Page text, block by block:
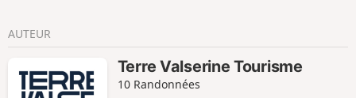
AUTEUR
Terre Valserine Tourisme
10 Randonnées